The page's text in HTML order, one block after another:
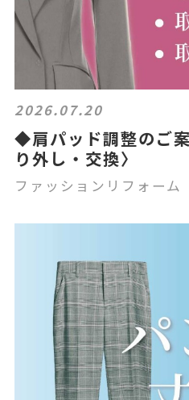
2026.07.20
◆肩パッド調整のご
り外し・交換〉
ファッションリフォーム